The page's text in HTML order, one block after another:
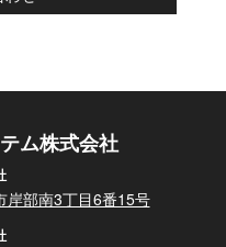
ム株式会社
岸部南3丁目6番15号